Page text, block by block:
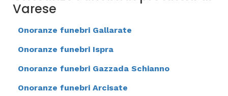
Varese
Onoranze funebri Gallarate
Onoranze funebri Ispra
Onoranze funebri Gazzada Schianno
Onoranze funebri Arcisate